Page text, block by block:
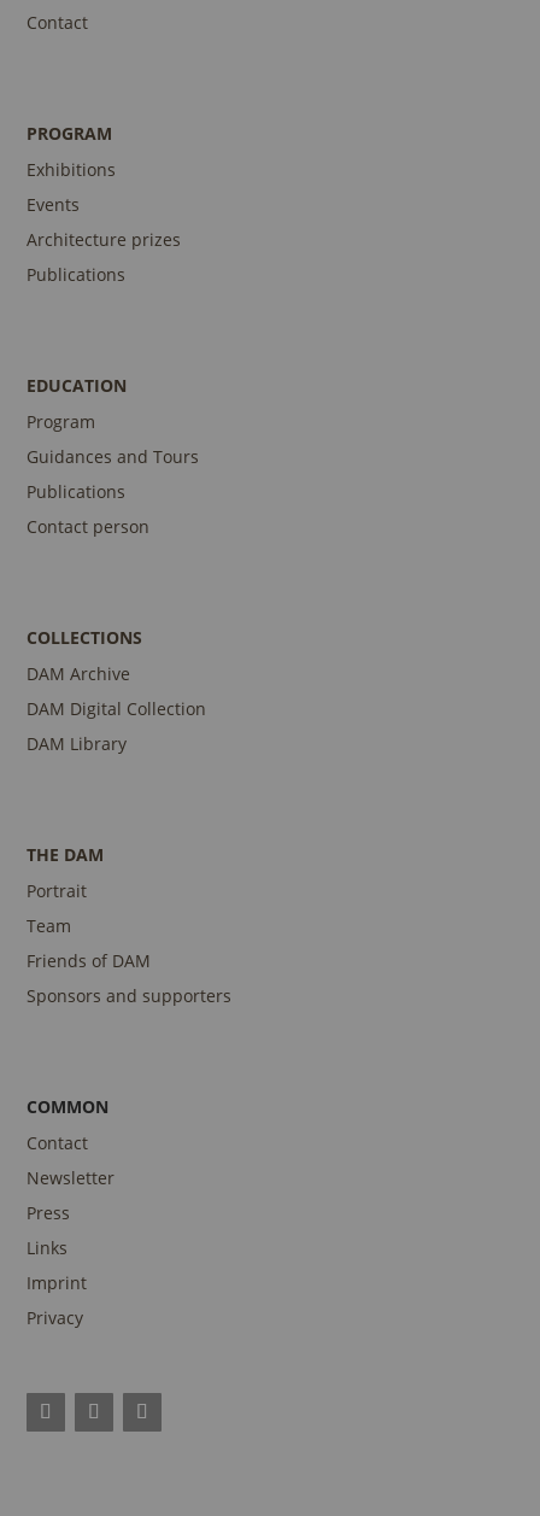
Contact
PROGRAM
Exhibitions
Events
Architecture prizes
Publications
EDUCATION
Program
Guidances and Tours
Publications
Contact person
COLLECTIONS
DAM Archive
DAM Digital Collection
DAM Library
THE DAM
Portrait
Team
Friends of DAM
Sponsors and supporters
COMMON
Contact
Newsletter
Press
Links
Imprint
Privacy